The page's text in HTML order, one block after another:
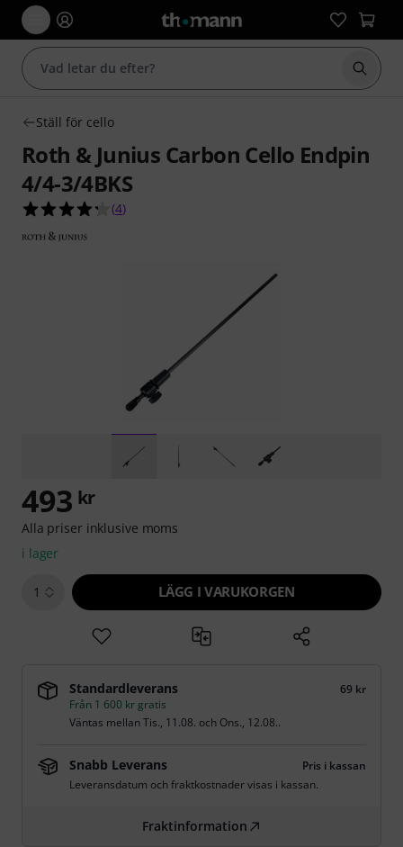
Börja
Ställ för cello
Roth & Junius Carbon Cello Endpin
4/4-3/4BKS
4.3 av 5 stjärnor från 4 kundbetyg
(4)
493 kr
Alla priser inklusive moms
i lager
1 LÄGG I VARUKORGEN
Standardleverans
69 kr
Från 1 600 kr gratis
Väntas mellanTis., 11.08. och Ons., 12.08..
Snabb Leverans
Pris i kassan
Leveransdatum och fraktkostnader visas i kassan.
Fraktinformation